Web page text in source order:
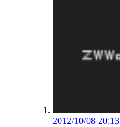
2012/10/08 20:13